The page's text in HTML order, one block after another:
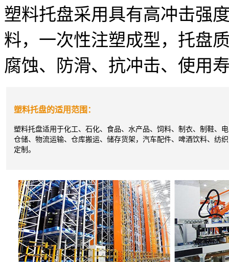
塑料托盘采用具有高冲击强
料，一次性注塑成型，托盘
腐蚀、防滑、抗冲击、使用
塑料托盘的适用范围：
塑料托盘适用于化工、石化、食品、水产品、饲料、制衣、制鞋、
仓储、物流运输、仓库搬运、储存货架，汽车配件、啤酒饮料、纺
定制。